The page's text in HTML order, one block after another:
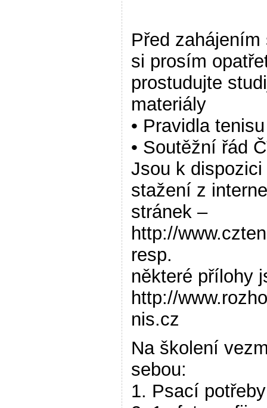
Před zahájením
si prosím
prostudujte
materiály
• Pravidla tenisu
• Soutěžní řád
Jsou k dispozici
stažení z
stránek –
http://
resp.
některé přílohy
http://
nis.cz
Na školení
sebou:
1. Psací potřeby